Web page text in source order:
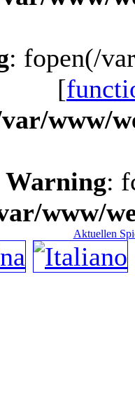
: fopen(/
[
www/
Warning:
www/
Aktuellen